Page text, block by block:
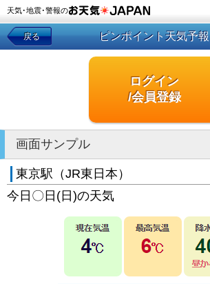
天気･地震･警報の
戻る ピンポイント天気予報
ログイン
/会員登録
画面サンプル
東京駅（JR東日本）
今日〇日(日)の天気